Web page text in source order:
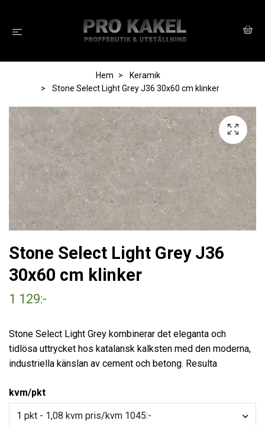
Hem
Keramik
Stone Select Light Grey J36 30x60 cm klinker
Stone Select Light Grey J36
30x60 cm klinker
1 129:-
Stone Select Light Grey kombinerar det eleganta och
tidlösa uttrycket hos katalansk kalksten med den moderna,
industriella känslan av cement och betong. Resulta
kvm/pkt
1 pkt - 1,08 kvm pris/kvm 1045:-